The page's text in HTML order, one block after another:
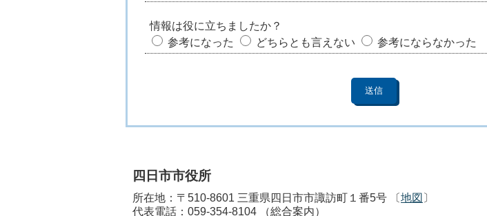
情報は役に立ちましたか？
参考になった
どちらとも言えない 参考にならなかった
四日市市役所
所在地：〒510-8601 三重県四日市市諏訪町１番5号 〔地図 〕
代表電話： 059-354-8104 （総合案内）